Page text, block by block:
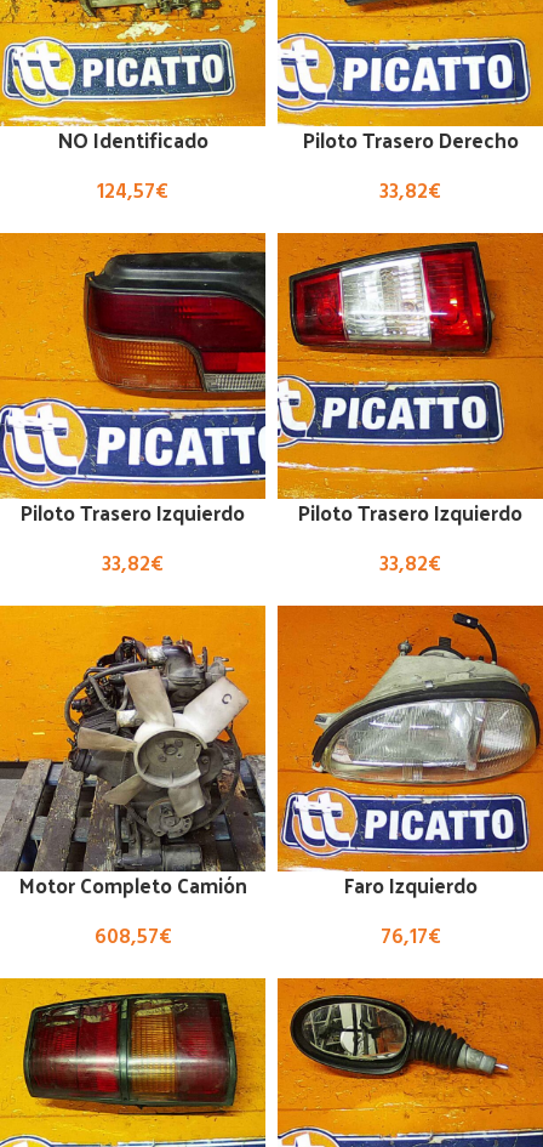
NO Identificado
124,57€
Piloto Trasero Derecho
33,82€
Piloto Trasero Izquierdo
33,82€
Piloto Trasero Izquierdo
33,82€
Motor Completo Camión
608,57€
Faro Izquierdo
76,17€